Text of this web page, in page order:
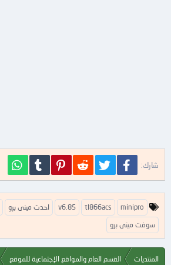
شارك: فيسبوك تويتر Reddit
Pinterest
Tumblr
ا
ل
ك
ل
م
ا
minipro
tl866acs
v6.85 احدث مينى برو
سوفت مينى برو
المنتديات القسم العام والمواقع الإجتماعية للموقع